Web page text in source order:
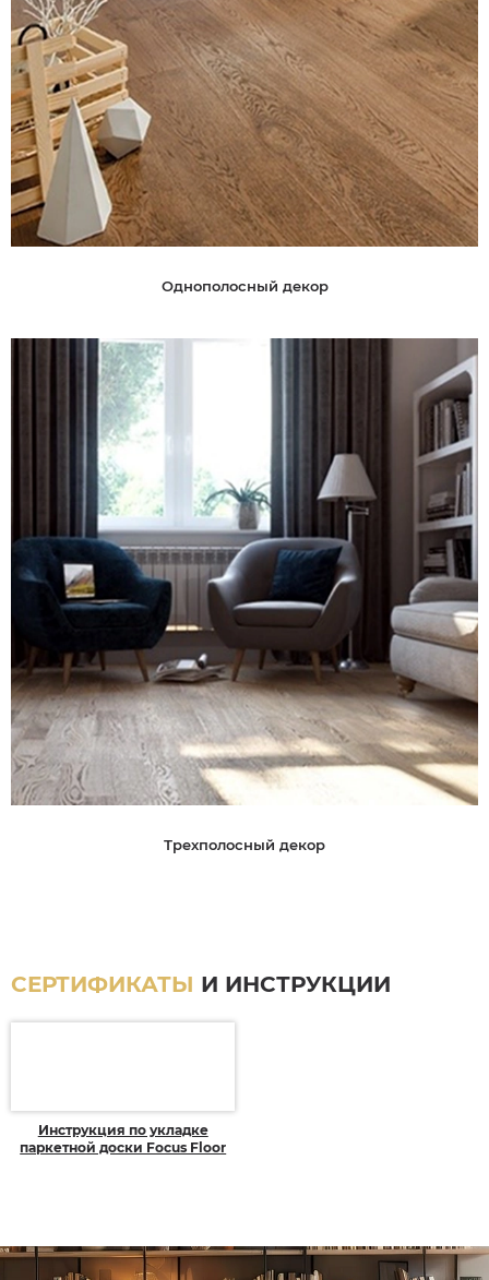
Однополосный декор
Трехполосный декор
СЕРТИФИКАТЫ И ИНСТРУКЦИИ
Инструкция по укладке
паркетной доски Focus Floor